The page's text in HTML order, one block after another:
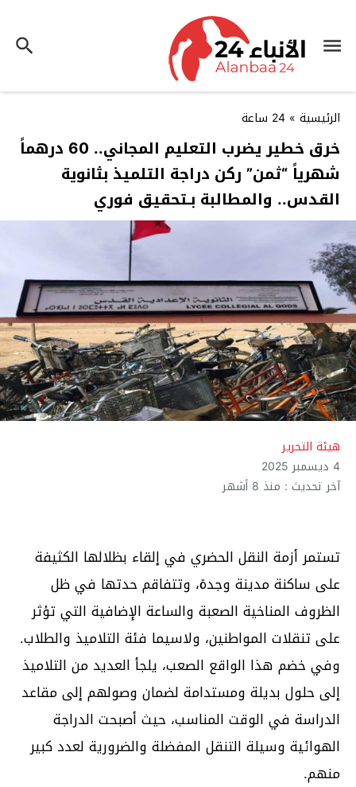
الرئيسية » 24 ساعة
خرق خطير يضرب التعليم المجاني.. 60 درهماً
شهرياً “ثمن” ركن دراجة التلميذ بثانوية
القدس.. والمطالبة بـتحقيق فوري
هيئة التحرير
4 ديسمبر 2025
آخر تحديث : منذ 8 أشهر
تستمر أزمة النقل الحضري في إلقاء بظلالها الكثيفة
على ساكنة مدينة وجدة، وتتفاقم حدتها في ظل
الظروف المناخية الصعبة والساعة الإضافية التي تؤثر
على تنقلات المواطنين، ولاسيما فئة التلاميذ والطلاب.
وفي خضم هذا الواقع الصعب، يلجأ العديد من التلاميذ
إلى حلول بديلة ومستدامة لضمان وصولهم إلى مقاعد
الدراسة في الوقت المناسب، حيث أصبحت الدراجة
الهوائية وسيلة التنقل المفضلة والضرورية لعدد كبير
منهم.